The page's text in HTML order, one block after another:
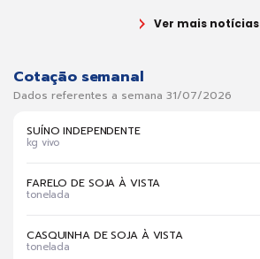
Ver mais notícias
Cotação semanal
Dados referentes a semana 31/07/2026
SUÍNO INDEPENDENTE
kg vivo
FARELO DE SOJA À VISTA
tonelada
CASQUINHA DE SOJA À VISTA
tonelada